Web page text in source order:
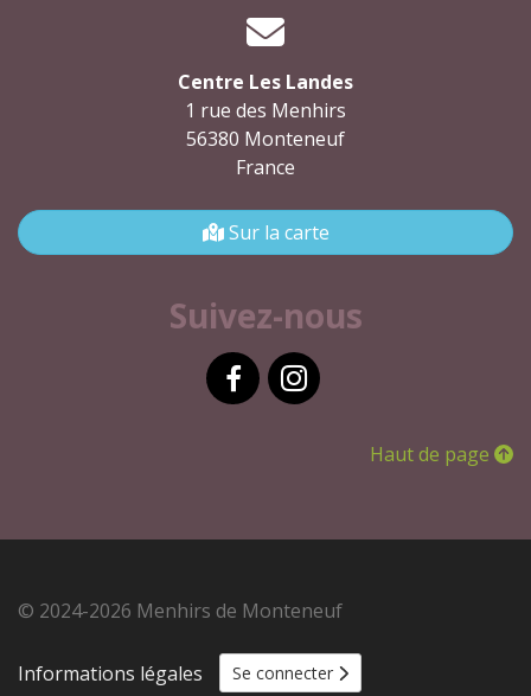
Centre Les Landes
1 rue des Menhirs
56380 Monteneuf
France
Sur la carte
Suivez-nous
Haut de page
© 2024-2026 Menhirs de Monteneuf
Informations légales Se connecter